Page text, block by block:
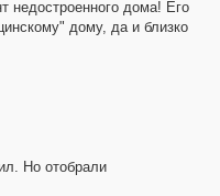
дома! Его
дому, да и близко
Но отобрали